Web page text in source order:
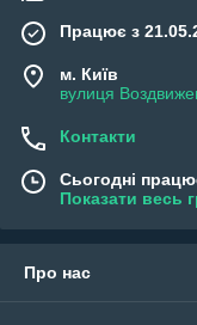
Працює з
м. Київ
вулиця
Контакти
Сьогодні
Показати весь
Про нас